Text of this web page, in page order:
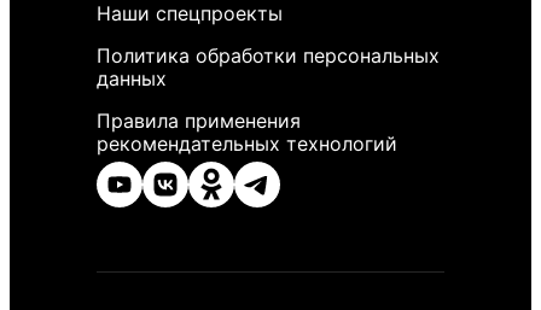
Наши спецпроекты
Политика обработки персональных
данных
Правила применения
рекомендательных технологий